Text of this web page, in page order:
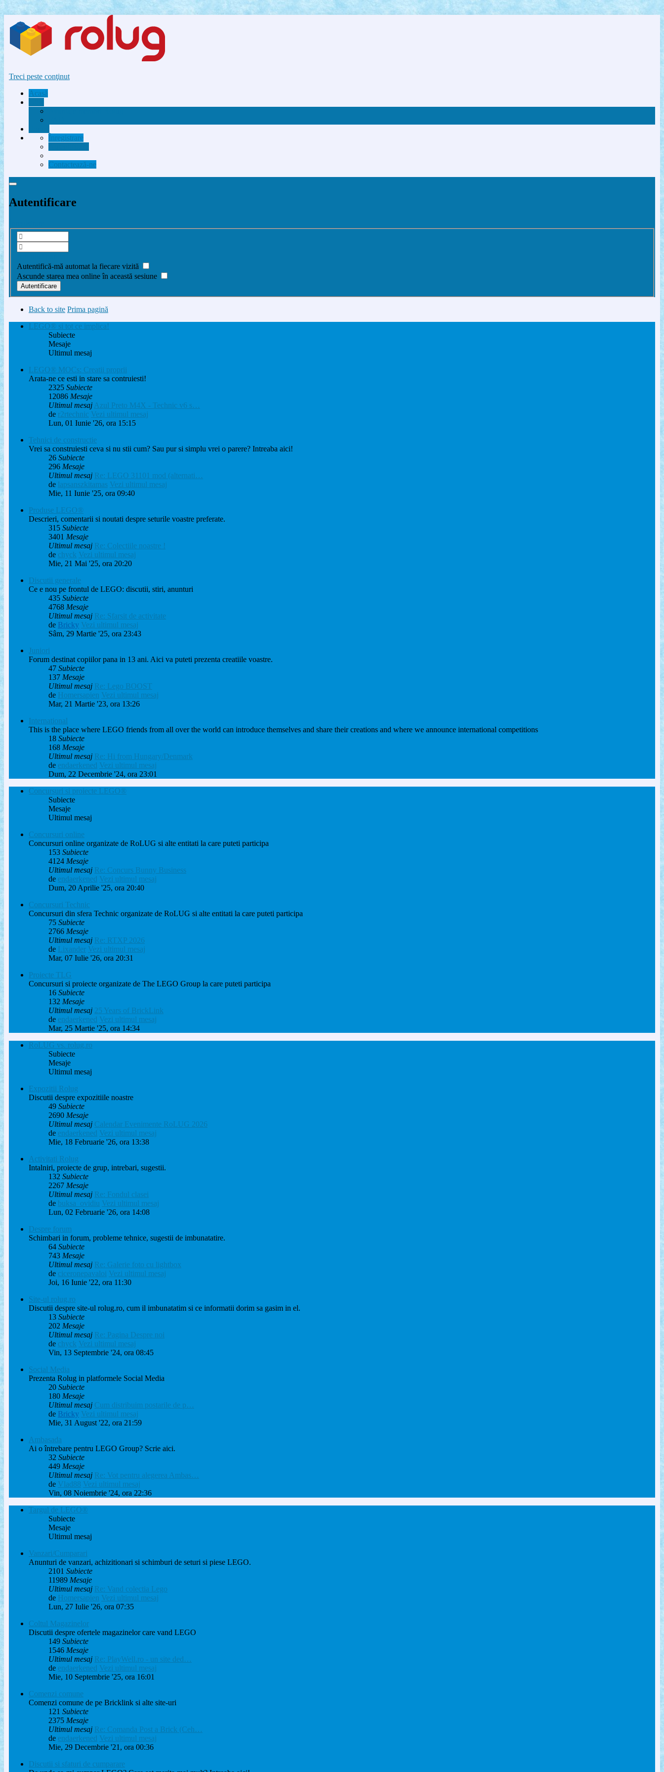
Treci peste conţinut
Acasă
Înregistrare
Contactează-ne
Autentificare
Autentifică-mă automat la fiecare vizită
Ascunde starea mea online în această sesiune
Back to site Prima pagină
LEGO® si tot ce implica!
Subiecte
Mesaje
Ultimul mesaj
LEGO® MOCs: Creatii proprii
Arata-ne ce esti in stare sa contruiesti!
2325 Subiecte
12086 Mesaje
Ultimul mesaj Azul Preto M4X - Technic v6 s…
de r2rtechnic Vezi ultimul mesaj
Lun, 01 Iunie '26, ora 15:15
Tehnici de constructie
Vrei sa construiesti ceva si nu stii cum? Sau pur si simplu vrei o parere? Intreaba aici!
26 Subiecte
296 Mesaje
Ultimul mesaj Re: LEGO 31101 mod (alternati…
de lapsanszkitamas Vezi ultimul mesaj
Mie, 11 Iunie '25, ora 09:40
Produse LEGO®
Descrieri, comentarii si noutati despre seturile voastre preferate.
315 Subiecte
3401 Mesaje
Ultimul mesaj Re: Colectiile noastre !
de chyck Vezi ultimul mesaj
Mie, 21 Mai '25, ora 20:20
Discutii generale
Ce e nou pe frontul de LEGO: discutii, stiri, anunturi
435 Subiecte
4768 Mesaje
Ultimul mesaj Re: Sfarsit de activitate
de Bricky Vezi ultimul mesaj
Sâm, 29 Martie '25, ora 23:43
Juniori
Forum destinat copiilor pana in 13 ani. Aici va puteti prezenta creatiile voastre.
47 Subiecte
137 Mesaje
Ultimul mesaj Re: Lego BOOST
de Homersapien Vezi ultimul mesaj
Mar, 21 Martie '23, ora 13:26
International
This is the place where LEGO friends from all over the world can introduce themselves and share their creations and where we announce international competitions
18 Subiecte
168 Mesaje
Ultimul mesaj Re: Hi from Hungary/Denmark
de endaerkened Vezi ultimul mesaj
Dum, 22 Decembrie '24, ora 23:01
Concursuri si proiecte LEGO®
Subiecte
Mesaje
Ultimul mesaj
Concursuri online
Concursuri online organizate de RoLUG si alte entitati la care puteti participa
153 Subiecte
4124 Mesaje
Ultimul mesaj Re: Concurs Bunny Business
de endaerkened Vezi ultimul mesaj
Dum, 20 Aprilie '25, ora 20:40
Concursuri Technic
Concursuri din sfera Technic organizate de RoLUG si alte entitati la care puteti participa
75 Subiecte
2766 Mesaje
Ultimul mesaj Re: RTXP 2026
de Lixander Vezi ultimul mesaj
Mar, 07 Iulie '26, ora 20:31
Proiecte TLG
Concursuri si proiecte organizate de The LEGO Group la care puteti participa
16 Subiecte
132 Mesaje
Ultimul mesaj 25 Years of BrickLink
de endaerkened Vezi ultimul mesaj
Mar, 25 Martie '25, ora 14:34
RoLUG vs. rolug.ro
Subiecte
Mesaje
Ultimul mesaj
Expozitii Rolug
Discutii despre expozitiile noastre
49 Subiecte
2690 Mesaje
Ultimul mesaj Calendar Evenimente RoLUG 2026
de endaerkened Vezi ultimul mesaj
Mie, 18 Februarie '26, ora 13:38
Activitati Rolug
Intalniri, proiecte de grup, intrebari, sugestii.
132 Subiecte
2267 Mesaje
Ultimul mesaj Re: Fondul clasei
de buksa_ovidiu Vezi ultimul mesaj
Lun, 02 Februarie '26, ora 14:08
Despre forum
Schimbari in forum, probleme tehnice, sugestii de imbunatatire.
64 Subiecte
743 Mesaje
Ultimul mesaj Re: Galerie foto cu lightbox
de ciceronepavaloi Vezi ultimul mesaj
Joi, 16 Iunie '22, ora 11:30
Site-ul rolug.ro
Discutii despre site-ul rolug.ro, cum il imbunatatim si ce informatii dorim sa gasim in el.
13 Subiecte
202 Mesaje
Ultimul mesaj Re: Pagina Despre noi
de chyck Vezi ultimul mesaj
Vin, 13 Septembrie '24, ora 08:45
Social Media
Prezenta Rolug in platformele Social Media
20 Subiecte
180 Mesaje
Ultimul mesaj Cum distribuim postarile de p…
de Bricky Vezi ultimul mesaj
Mie, 31 August '22, ora 21:59
Ambasada
Ai o întrebare pentru LEGO Group? Scrie aici.
32 Subiecte
449 Mesaje
Ultimul mesaj Re: Vot pentru alegerea Ambas…
de Vlad88 Vezi ultimul mesaj
Vin, 08 Noiembrie '24, ora 22:36
Targul de LEGO®
Subiecte
Mesaje
Ultimul mesaj
Vanzari/Cumparari
Anunturi de vanzari, achizitionari si schimburi de seturi si piese LEGO.
2101 Subiecte
11989 Mesaje
Ultimul mesaj Re: Vand colectia Lego
de Homersapien Vezi ultimul mesaj
Lun, 27 Iulie '26, ora 07:35
Coltul Magazinelor
Discutii despre ofertele magazinelor care vand LEGO
149 Subiecte
1546 Mesaje
Ultimul mesaj Re: PlayWell.ro - un site ded…
de endaerkened Vezi ultimul mesaj
Mie, 10 Septembrie '25, ora 16:01
Comenzi comune
Comenzi comune de pe Bricklink si alte site-uri
121 Subiecte
2375 Mesaje
Ultimul mesaj Re: Comanda Post a Brick (Ceh…
de endaerkened Vezi ultimul mesaj
Mie, 29 Decembrie '21, ora 00:36
Discutii si sfaturi de cumparare